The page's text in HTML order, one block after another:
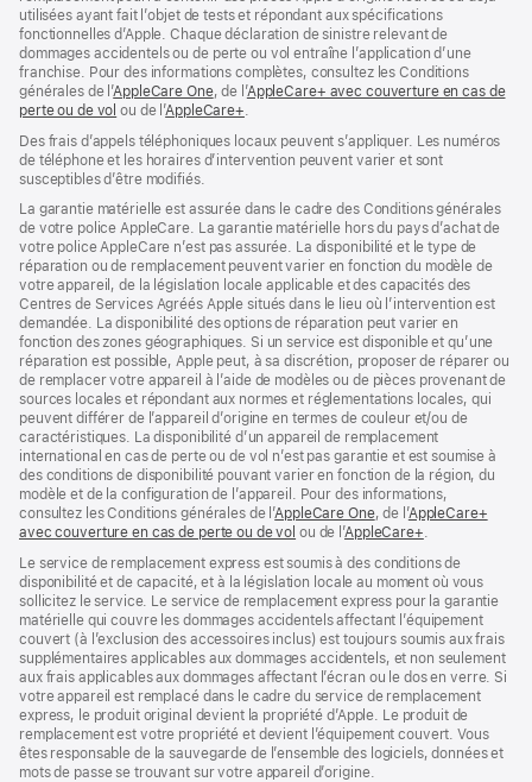
utilisées ayant fait l’objet de tests et répondant aux spécifications
fonctionnelles d’Apple. Chaque déclaration de sinistre relevant de
dommages accidentels ou de perte ou vol entraîne l’application d’une
franchise. Pour des informations complètes, consultez les Conditions
générales de l’AppleCare One(s’ouvre
dans
nouvelle
fenêtre)
, de l’AppleCare+ avec couverture en cas de
perte ou de vol (s’ouvre
une
nouvelle
fenêtre)
ou de l’AppleCare+(s’ouvre
une
nouvelle
.
Des frais d’appels téléphoniques locaux peuvent s’appliquer. Les numéros
de téléphone et les horaires d’intervention peuvent varier et sont
susceptibles d’être modifiés.
La garantie matérielle est assurée dans le cadre des Conditions générales
de votre police AppleCare. La garantie matérielle hors du pays d’achat de
votre police AppleCare n’est pas assurée. La disponibilité et le type de
réparation ou de remplacement peuvent varier en fonction du modèle de
votre appareil, de la législation locale applicable et des capacités des
Centres de Services Agréés Apple situés dans le lieu où l’intervention est
demandée. La disponibilité des options de réparation peut varier en
fonction des zones géographiques. Si un service est disponible et qu’une
réparation est possible, Apple peut, à sa discrétion, proposer de réparer ou
de remplacer votre appareil à l’aide de modèles ou de pièces provenant de
sources locales et répondant aux normes et réglementations locales, qui
peuvent différer de l’appareil d’origine en termes de couleur et/ou de
caractéristiques. La disponibilité d’un appareil de remplacement
international en cas de perte ou de vol n’est pas garantie et est soumise à
des conditions de disponibilité pouvant varier en fonction de la région, du
modèle et de la configuration de l’appareil. Pour des informations,
consultez les Conditions générales de l’AppleCare One(s’ouvre
dans
nouvelle
fenêtre)
, de l’AppleCare+
avec couverture en cas de perte ou de vol (s’ouvre
une
nouvelle
fenêtre)
ou de l’AppleCare+(s’ouvre
une
nouvelle
fenêtre)
.
Le service de remplacement express est soumis à des conditions de
disponibilité et de capacité, et à la législation locale au moment où vous
sollicitez le service. Le service de remplacement express pour la garantie
matérielle qui couvre les dommages accidentels affectant l’équipement
couvert (à l’exclusion des accessoires inclus) est toujours soumis aux frais
supplémentaires applicables aux dommages accidentels, et non seulement
aux frais applicables aux dommages affectant l’écran ou le dos en verre. Si
votre appareil est remplacé dans le cadre du service de remplacement
express, le produit original devient la propriété d’Apple. Le produit de
remplacement est votre propriété et devient l’équipement couvert. Vous
êtes responsable de la sauvegarde de l’ensemble des logiciels, données et
mots de passe se trouvant sur votre appareil d’origine.